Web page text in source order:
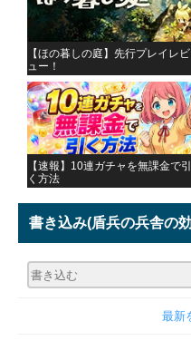
【ほの暮しの庭】先行プレイレビ
ュー！
【速報】10連ガチャを無課金で引
く方法
書き込み(盾兵の兵舎の
最新